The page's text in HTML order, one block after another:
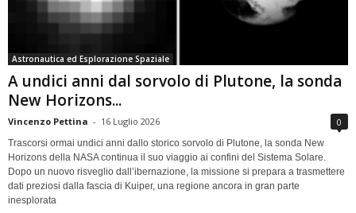
Astronautica ed Esplorazione Spaziale
A undici anni dal sorvolo di Plutone, la sonda
New Horizons...
Vincenzo Pettina - 16 Luglio 2026 0
Trascorsi ormai undici anni dallo storico sorvolo di Plutone, la sonda New
Horizons della NASA continua il suo viaggio ai confini del Sistema Solare.
Dopo un nuovo risveglio dall’ibernazione, la missione si prepara a trasmettere
dati preziosi dalla fascia di Kuiper, una regione ancora in gran parte
inesplorata